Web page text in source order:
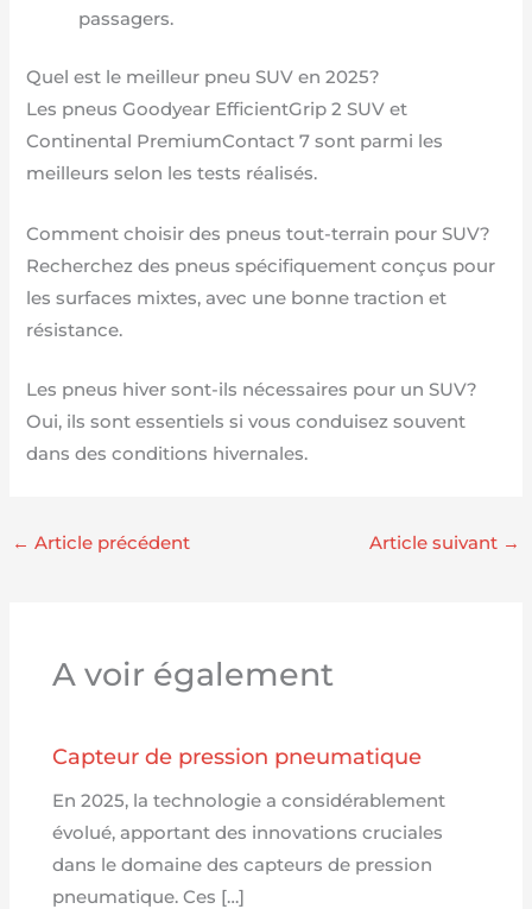
passagers.
Quel est le meilleur pneu SUV en 2025?
Les pneus Goodyear EfficientGrip 2 SUV et
Continental PremiumContact 7 sont parmi les
meilleurs selon les tests réalisés.
Comment choisir des pneus tout-terrain pour SUV?
Recherchez des pneus spécifiquement conçus pour
les surfaces mixtes, avec une bonne traction et
résistance.
Les pneus hiver sont-ils nécessaires pour un SUV?
Oui, ils sont essentiels si vous conduisez souvent
dans des conditions hivernales.
← Article précédent Article suivant →
A voir également
Capteur de pression pneumatique
En 2025, la technologie a considérablement
évolué, apportant des innovations cruciales
dans le domaine des capteurs de pression
pneumatique. Ces […]